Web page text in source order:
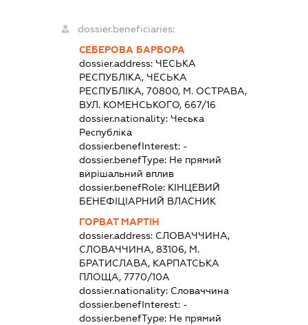
dossier.beneficiaries:
СЕБЕРОВА БАРБОРА
dossier.address: ЧЕСЬКА
РЕСПУБЛІКА, ЧЕСЬКА
РЕСПУБЛІКА, 70800, М. ОСТРАВА,
ВУЛ. КОМЕНСЬКОГО, 667/16
dossier.nationality: Чеська
Республіка
dossier.benefInterest: -
dossier.benefType: Не прямий
вирішальний вплив
dossier.benefRole: КІНЦЕВИЙ
БЕНЕФІЦІАРНИЙ ВЛАСНИК
ГОРВАТ МАРТІН
dossier.address: СЛОВАЧЧИНА,
СЛОВАЧЧИНА, 83106, М.
БРАТИСЛАВА, КАРПАТСЬКА
ПЛОЩА, 7770/10А
dossier.nationality: Словаччина
dossier.benefInterest: -
dossier.benefType: Не прямий